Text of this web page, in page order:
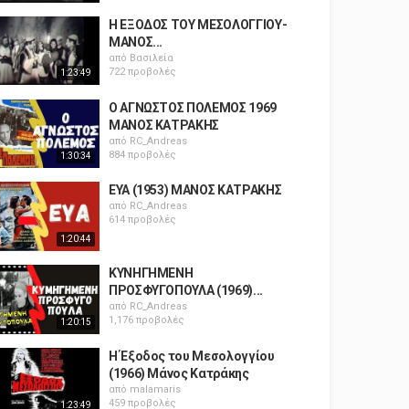
1:23:49
Η ΕΞΟΔΟΣ ΤΟΥ ΜΕΣΟΛΟΓΓΙΟΥ-
ΜΑΝΟΣ...
από Βασιλεία
722 προβολές
1:30:34
Ο ΑΓΝΩΣΤΟΣ ΠΟΛΕΜΟΣ 1969
ΜΑΝΟΣ ΚΑΤΡΑΚΗΣ
από RC_Andreas
884 προβολές
1:20:44
ΕΥΑ (1953) ΜΑΝΟΣ ΚΑΤΡΑΚΗΣ
από RC_Andreas
614 προβολές
1:20:15
ΚΥΝΗΓΗΜΕΝΗ
ΠΡΟΣΦΥΓΟΠΟΥΛΑ (1969)...
από RC_Andreas
1,176 προβολές
1:23:49
Η Έξοδος του Μεσολογγίου
(1966) Μάνος Κατράκης
από malamaris
459 προβολές